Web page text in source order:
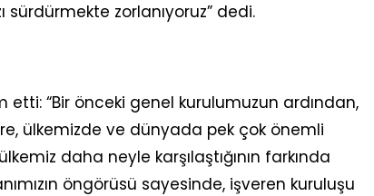
sürdürmekte zorlanıyoruz” dedi.
“Bir önceki genel kurulumuzun ardından,
ülkemizde ve dünyada pek çok önemli
daha neyle karşılaştığının farkında
öngörüsü sayesinde, işveren kuruluşu